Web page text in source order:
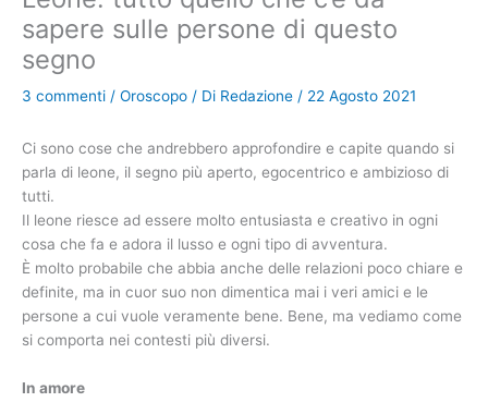
sapere sulle persone di questo
segno
3 commenti / Oroscopo / Di Redazione / 22 Agosto 2021
Ci sono cose che andrebbero approfondire e capite quando si
parla di leone, il segno più aperto, egocentrico e ambizioso di
tutti.
Il leone riesce ad essere molto entusiasta e creativo in ogni
cosa che fa e adora il lusso e ogni tipo di avventura.
È molto probabile che abbia anche delle relazioni poco chiare e
definite, ma in cuor suo non dimentica mai i veri amici e le
persone a cui vuole veramente bene. Bene, ma vediamo come
si comporta nei contesti più diversi.
In amore